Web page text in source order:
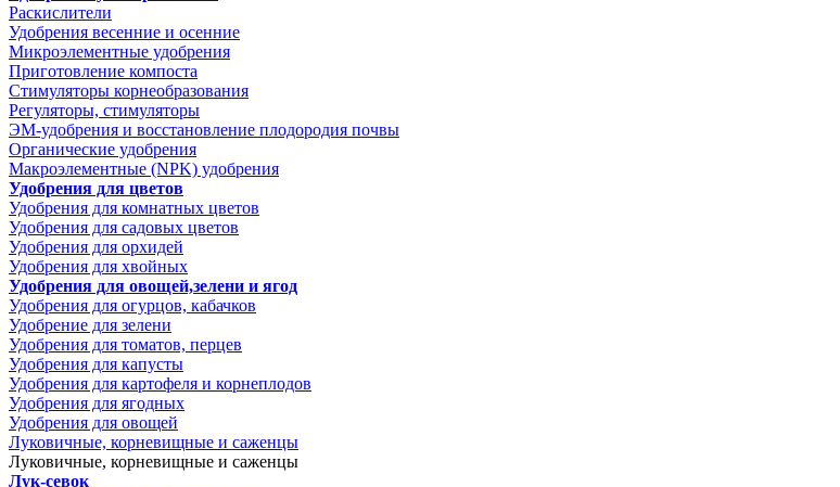
Раскислители
Удобрения весенние и осенние
Микроэлементные удобрения
Приготовление компоста
Стимуляторы корнеобразования
Регуляторы, стимуляторы
ЭМ-удобрения и восстановление плодородия почвы
Органические удобрения
Макроэлементные (NPK) удобрения
Удобрения для цветов
Удобрения для комнатных цветов
Удобрения для садовых цветов
Удобрения для орхидей
Удобрения для хвойных
Удобрения для овощей,зелени и ягод
Удобрения для огурцов, кабачков
Удобрение для зелени
Удобрения для томатов, перцев
Удобрения для капусты
Удобрения для картофеля и корнеплодов
Удобрения для ягодных
Удобрения для овощей
Луковичные, корневищные и саженцы
Луковичные, корневищные и саженцы
Лук-севок